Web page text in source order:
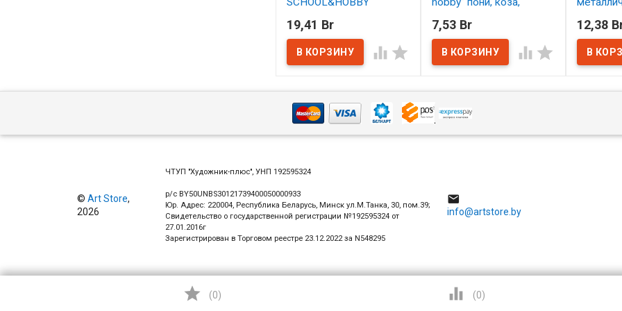
АССОРТИ
В наличии
19,41 Br
 
В наличии
7,53 Br
 
В
12,38
©Art Store,
2026
ЧТУП "Художник-плюс", УНП 192595324
р/с BY50UNBS30121739400050000933
Юр. Адрес: 220004, Республика Беларусь, Минск ул.М.Танка, 30, пом.39;
Свидетельство о государственной регистрации №192595324 от
27.01.2016г
Зарегистрирован в Торговом реестре 23.12.2022 за N548295

info@artstore.by
 (0)  (0)